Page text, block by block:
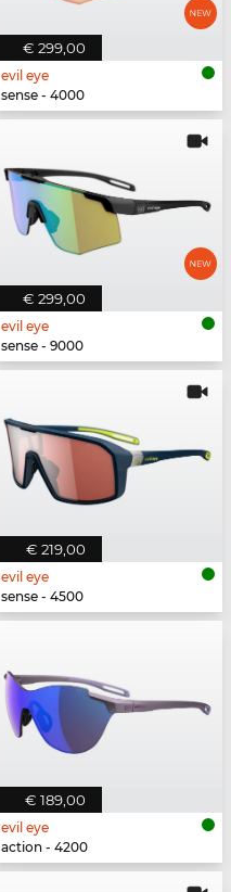
€ 299,00
evil eye
sense - 4000
€ 299,00
evil eye
sense - 9000
€ 219,00
evil eye
sense - 4500
€ 189,00
evil eye
action - 4200